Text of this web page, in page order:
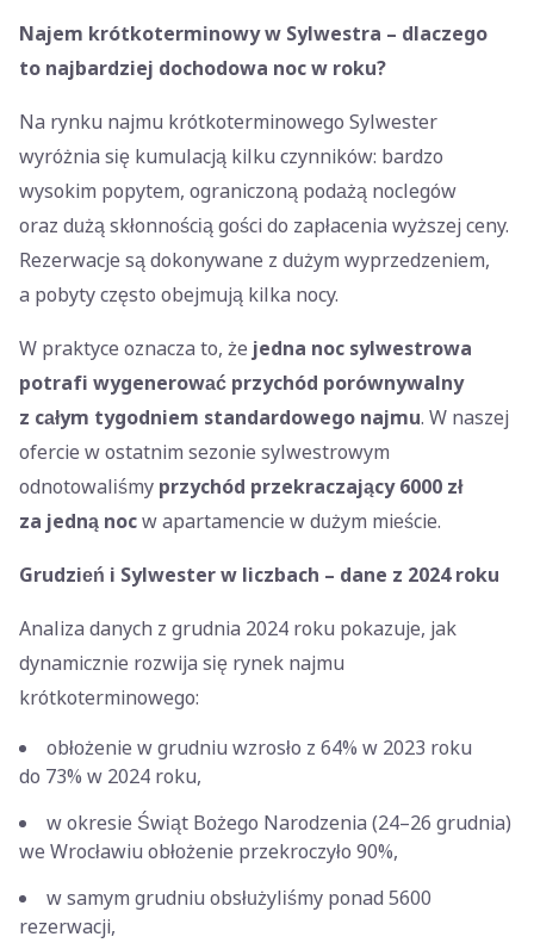
Najem krótkoterminowy w Sylwestra – dlaczego
to najbardziej dochodowa noc w roku?
Na rynku najmu krótkoterminowego Sylwester
wyróżnia się kumulacją kilku czynników: bardzo
wysokim popytem, ograniczoną podażą noclegów
oraz dużą skłonnością gości do zapłacenia wyższej ceny.
Rezerwacje są dokonywane z dużym wyprzedzeniem,
a pobyty często obejmują kilka nocy.
W praktyce oznacza to, że jedna noc sylwestrowa
potrafi wygenerować przychód porównywalny
z całym tygodniem standardowego najmu. W naszej
ofercie w ostatnim sezonie sylwestrowym
odnotowaliśmy przychód przekraczający 6000 zł
za jedną nocw apartamencie w dużym mieście.
Grudzień i Sylwester w liczbach – dane z 2024 roku
Analiza danych z grudnia 2024 roku pokazuje, jak
dynamicznie rozwija się rynek najmu
krótkoterminowego:
obłożenie w grudniu wzrosło z 64% w 2023 roku
do 73% w 2024 roku,
w okresie Świąt Bożego Narodzenia (24–26 grudnia)
we Wrocławiu obłożenie przekroczyło 90%,
w samym grudniu obsłużyliśmy ponad 5600
rezerwacji,